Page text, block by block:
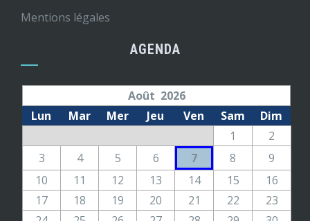
Mentions légales
AGENDA
Août 2026
Lun
Mar Mer Jeu Ven Sam Dim
1
2
3
4 5 6 7 8
9
10
11 12 13 14 15
16
17
18 19 20 21 22
23